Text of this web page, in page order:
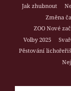
Jak zhubnout
Změna
ZOO Nové
Volby 2025
Pěstování